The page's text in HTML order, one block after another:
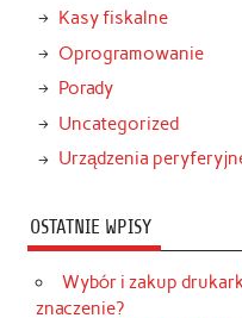
Kasy fiskalne
Oprogramowanie
Porady
Uncategorized
Urządzenia
OSTATNIE WPISY
Wybór i zakup
znaczenie?